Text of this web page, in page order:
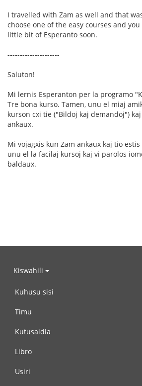
I travelled with Zam as well and that
choose one of the easy courses and
little bit of Esperanto soon.
---------------------
Saluton!
Mi lernis Esperanton per la programo
Tre bona kurso. Tamen, unu el miaj
kurson cxi tie ("Bildoj kaj demandoj")
ankaux.
Mi vojagxis kun Zam ankaux kaj tio
unu el la facilaj kursoj kaj vi parolos
baldaux.
Kiswahili
Kuhusu sisi
Timu
Kutusaidia
Libro
Usiri